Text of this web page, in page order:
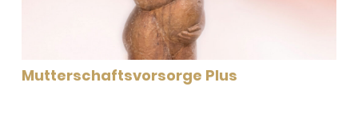
Mutterschaftsvorsorge Plus